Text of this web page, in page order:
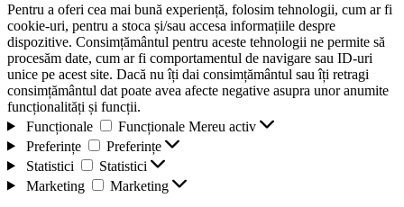
Pentru a oferi cea mai bună experiență, folosim tehnologii, cum ar fi
cookie-uri, pentru a stoca și/sau accesa informațiile despre
dispozitive. Consimțământul pentru aceste tehnologii ne permite să
procesăm date, cum ar fi comportamentul de navigare sau ID-uri
unice pe acest site. Dacă nu îți dai consimțământul sau îți retragi
consimțământul dat poate avea afecte negative asupra unor anumite
funcționalități și funcții.
Funcționale
Funcționale Mereu activ
Preferințe
Preferințe
Statistici
Statistici
Marketing
Marketing